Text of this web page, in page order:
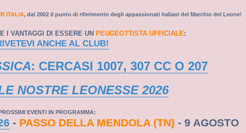
ITALIA, dal 2002 il punto di riferimento degli appassionati italiani del Marchio del Leone!
I VANTAGGI DI ESSERE UN PEUGEOTTISTA UFFICIALE:
ANCHE AL CLUB!
: CERCASI 1007, 307 CC O 207
NOSTRE LEONESSE 2026
EVENTI IN PROGRAMMA:
- PASSO DELLA MENDOLA (TN) - 9 AGOSTO